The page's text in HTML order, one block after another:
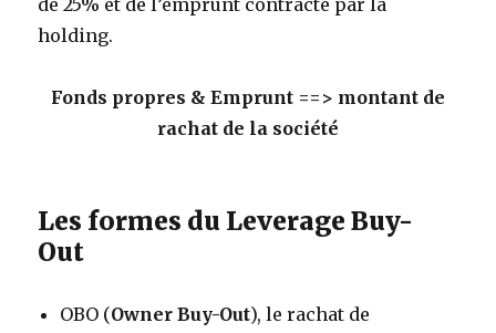
de 25% et de l’emprunt contracté par la
holding.
Fonds propres & Emprunt ==> montant de
rachat de la société
Les formes du Leverage Buy-
Out
OBO (Owner Buy-Out), le rachat de